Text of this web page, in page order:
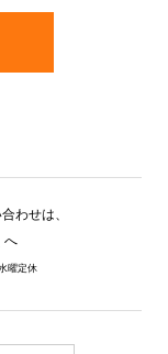
わせは、
へ
曜定休